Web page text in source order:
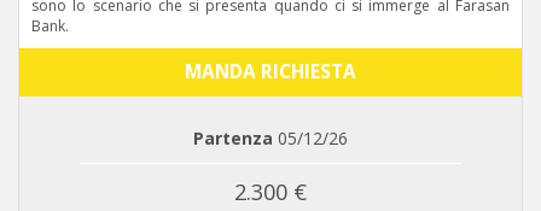
sono lo scenario che si presenta quando ci si immerge al Farasan
Bank.
MANDA RICHIESTA
Partenza 05/12/26
2.300 €